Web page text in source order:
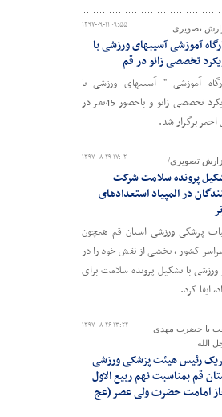
۱۳۹۷-۰۹-۱۱ ۰۹:۵۵ تصویری
آموزشی آسیبهای ورزشی با
تخصصی زانو در قم
آموزشی " آسیبهای ورزشی با
رویکرد تخصصی زانو و باحضور 45نفر در
برگزار شد.
۱۳۹۷-۰۸-۲۹ ۱۷:۰۲ تصویری/
پرونده سلامت شرکت
در المپیاد استعدادهای
پزشکی ورزشی استان قم همچون
کشور ، بخشی از نقش خود را در
ورزشی با تشکیل پرونده سلامت برای
ایفا کرد.
۱۳۹۷-۰۸-۲۶ ۱۳:۲۲
با حضرت مهدی
الله
رئیس هیئت پزشکی ورزشی
قم بمناسبت نهم ربیع الاول
امامت حضرت ولی عصر (عج